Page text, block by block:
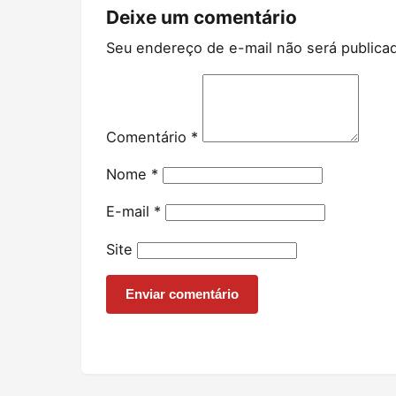
Deixe um comentário
Seu endereço de e-mail não será
Comentário *
Nome *
E-mail *
Site
Enviar comentário